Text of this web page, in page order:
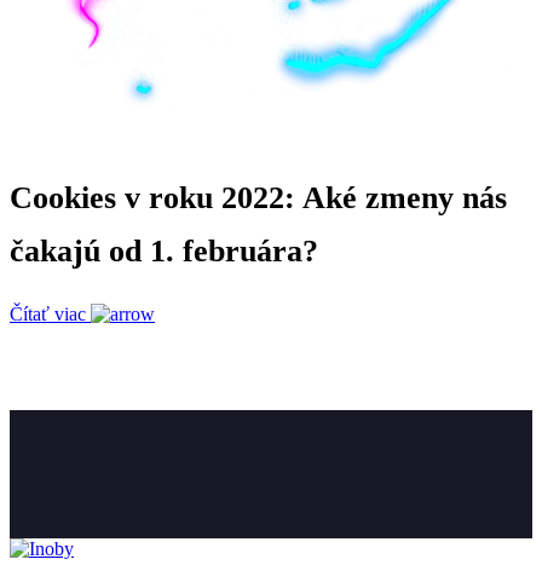
Cookies v roku 2022: Aké zmeny nás
čakajú od 1. februára?
Čítať viac
Máš projekt, alebo nápad?